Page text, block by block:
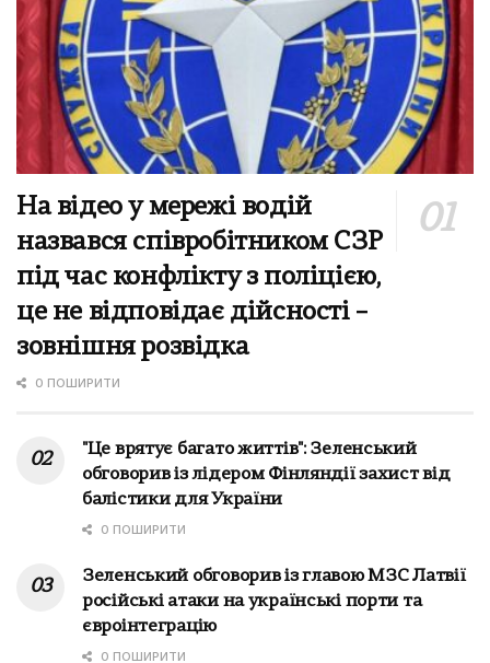
На відео у мережі водій
назвався співробітником СЗР
під час конфлікту з поліцією,
це не відповідає дійсності –
зовнішня розвідка
0 ПОШИРИТИ
"Це врятує багато життів": Зеленський
обговорив із лідером Фінляндії захист від
балістики для України
0 ПОШИРИТИ
Зеленський обговорив із главою МЗС Латвії
російські атаки на українські порти та
євроінтеграцію
0 ПОШИРИТИ